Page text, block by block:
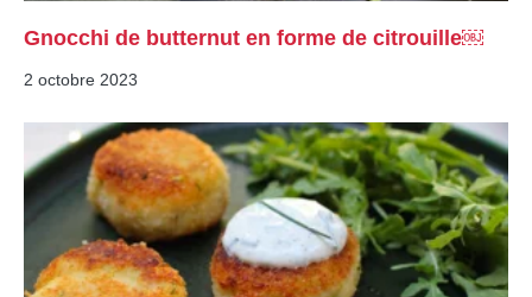
Gnocchi de butternut en forme de citrouille￼
2 octobre 2023